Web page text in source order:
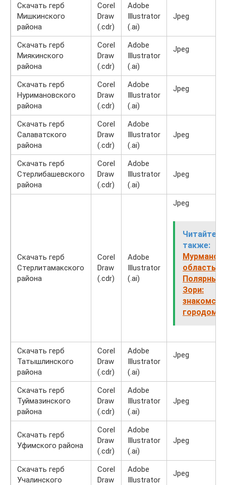
Скачать герб
Мишкинского
района
Corel
Draw
(.cdr)
Adobe
Illustrator
(.ai)
Jpeg
Скачать герб
Миякинского
района
Corel
Draw
(.cdr)
Adobe
Illustrator
(.ai)
Jpeg
Скачать герб
Нуримановского
района
Corel
Draw
(.cdr)
Adobe
Illustrator
(.ai)
Jpeg
Скачать герб
Салаватского
района
Corel
Draw
(.cdr)
Adobe
Illustrator
(.ai)
Jpeg
Скачать герб
Стерлибашевского
района
Corel
Draw
(.cdr)
Adobe
Illustrator
(.ai)
Jpeg
Скачать герб
Стерлитамакского
района
Corel
Draw
(.cdr)
Adobe
Illustrator
(.ai)
Jpeg
Читайте
также:
область,
Полярные
Зори:
городом
Скачать герб
Татышлинского
района
Corel
Draw
(.cdr)
Adobe
Illustrator
(.ai)
Jpeg
Скачать герб
Туймазинского
района
Corel
Draw
(.cdr)
Adobe
Illustrator
(.ai)
Jpeg
Скачать герб
Уфимского района
Corel
Draw
(.cdr)
Adobe
Illustrator
(.ai)
Jpeg
Скачать герб
Учалинского
Corel
Draw
Adobe
Illustrator
Jpeg